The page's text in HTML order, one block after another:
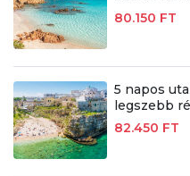
80.150 FT
5 napos
legszebb
82.450 FT